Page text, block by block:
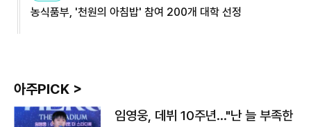
농식품부, '천원의 아침밥' 참여 200개 대학 선정
아주PICK >
임영웅, 데뷔 10주년…"난 늘 부족한